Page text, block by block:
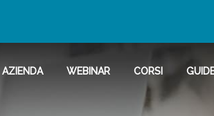
AZIENDA WEBINAR CORSI